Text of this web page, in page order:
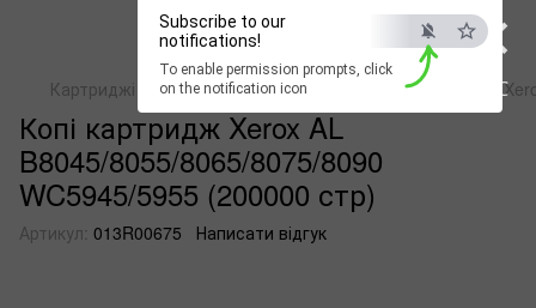
×
ESC
Subscribe to our
notifications!
To enable permission prompts, click
on the notification icon
Картриджі для копіювальних пристроів Копі картридж
Копі картридж Xerox AL
B8045/8055/8065/8075/8090
WC5945/5955 (200000 стр)
Артикул: 013R00675 Написати відгук